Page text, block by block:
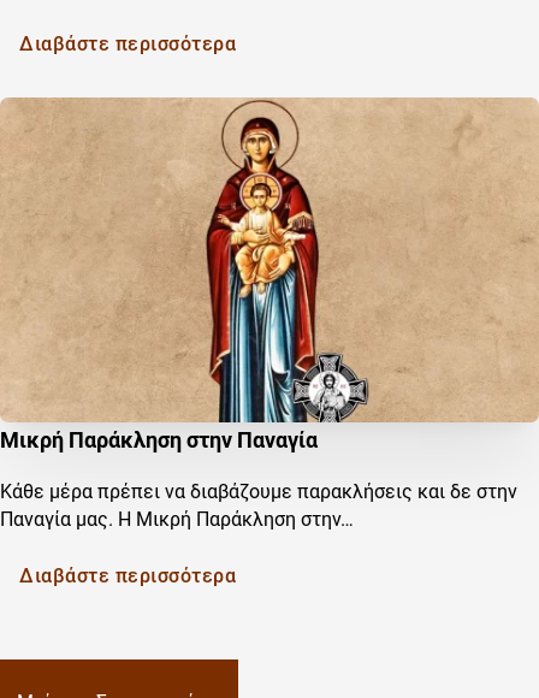
Διαβάστε περισσότερα
Μικρή Παράκληση στην Παναγία
Κάθε μέρα πρέπει να διαβάζουμε παρακλήσεις και δε στην
Παναγία μας. Η Μικρή Παράκληση στην…
Διαβάστε περισσότερα